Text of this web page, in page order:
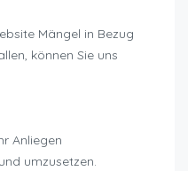
Mängel in Bezug
können Sie uns
Anliegen
umzusetzen.